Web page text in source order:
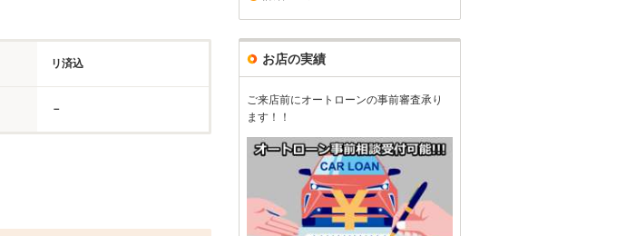
リ済込
－
お店の実績
ご来店前にオートローンの事前審査承り
ます！！